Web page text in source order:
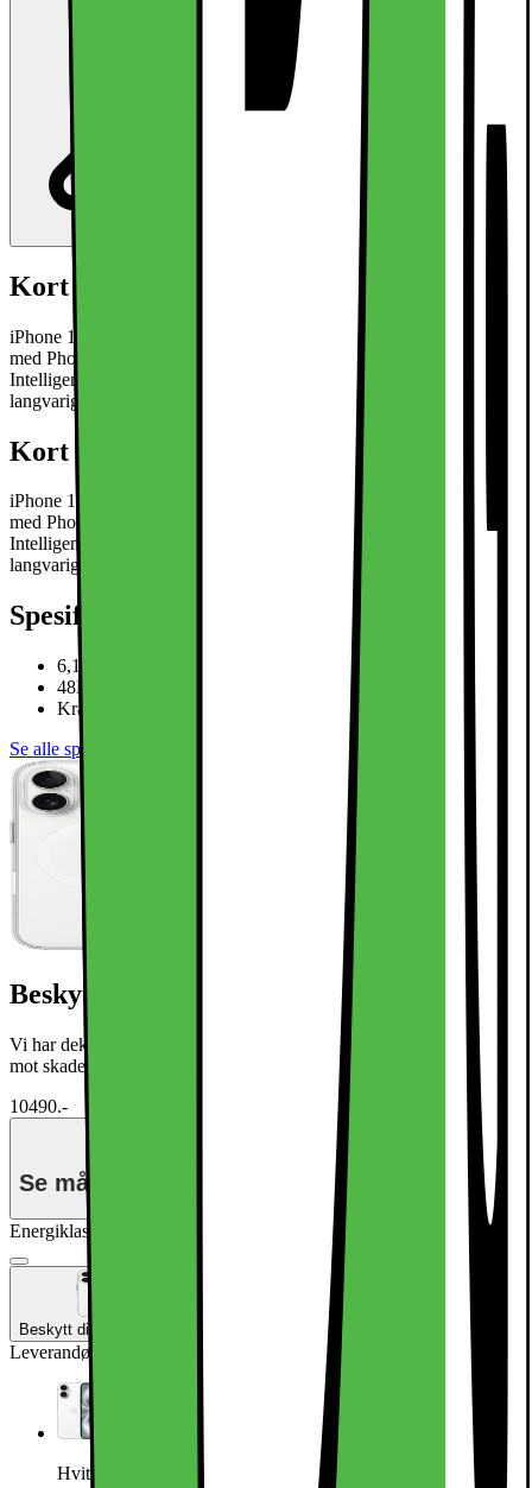
Kort om produktet
iPhone 16 smarttelefon vil imponere med et hovedkamera på 48 MP
med Photonic Engine, en kraftig A18 Bionic-prosessor og Apple
Intelligence. Et stort batteri og flere lademuligheter garanterer en
langvarig opplevelse.
Kort om produktet
iPhone 16 smarttelefon vil imponere med et hovedkamera på 48 MP
med Photonic Engine, en kraftig A18 Bionic-prosessor og Apple
Intelligence. Et stort batteri og flere lademuligheter garanterer en
langvarig opplevelse.
Spesifikasjoner
6,1“ Super Retina XDR-skjerm
48Mp hoved + 12Mp ultrabredt kamera
Kraftig A18 Bionic CPU med 5G
Se alle spesifikasjoner
Beskytt din nye iPhone
Vi har deksler i mange farger og utførelser. Beskytt din nye telefon
mot skade
10490.-
Se månedspris for delbetaling.
Energiklasse
Beskytt din nye iPhone
Leverandørens farge
Hvit